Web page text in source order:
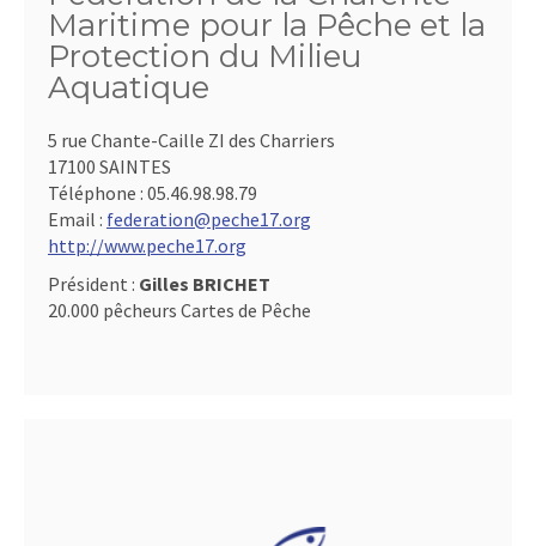
Maritime pour la Pêche et la
Protection du Milieu
Aquatique
5 rue Chante-Caille ZI des Charriers
17100 SAINTES
Téléphone : 05.46.98.98.79
Email : federation@peche17.org
http://www.peche17.org
Président : Gilles BRICHET
20.000 pêcheurs Cartes de Pêche